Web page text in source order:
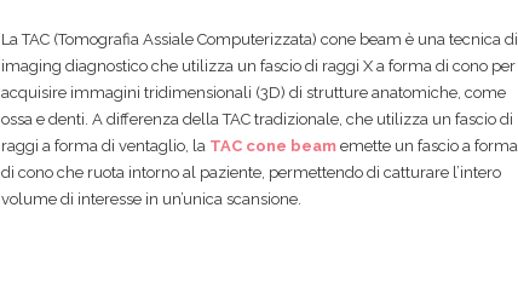
La TAC (Tomografia Assiale Computerizzata) cone beam è una tecnica di
imaging diagnostico che utilizza un fascio di raggi X a forma di cono per
acquisire immagini tridimensionali (3D) di strutture anatomiche, come
ossa e denti. A differenza della TAC tradizionale, che utilizza un fascio di
raggi a forma di ventaglio, la TAC cone beamemette un fascio a forma
di cono che ruota intorno al paziente, permettendo di catturare l’intero
volume di interesse in un’unica scansione.